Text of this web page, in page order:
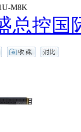
M8K
总控国